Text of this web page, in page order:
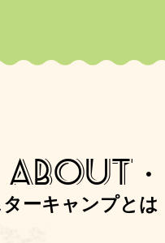
定「片山右京×ピー
オン トークショー
ABOUT・
ーキャンプとは